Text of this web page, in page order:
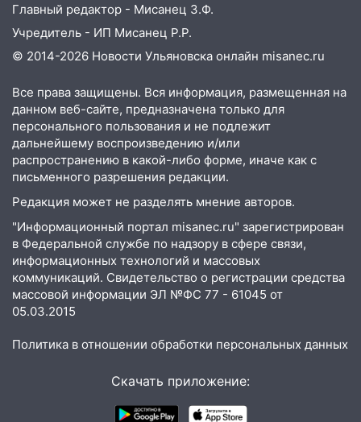
16:35 В Ульяновске установили ещё
девять бункеров для крупногабаритного
мусора
матч «Волги» под открытым небом
16:12 В Ульяновском госуниверситете
разработают отечественный прибор для
цифровой ПЦР
Ульяновцы могут вернуть деньги
за абонементы закрывшегося фитнес-
клуба «Рекорд-Fitness»
15:34 После вмешательства
прокуратуры в селах Ульяновской
области привели в порядок детские
площадки
15:27
Прокуратура проверяет
капремонт школы в селе Кивать
В Кузоватово после прокурорской
проверки обновили разметку на
Главный редактор - Мисанец З.Ф.
Учредитель - ИП Мисанец Р.Р.
© 2014-2026 Новости Ульяновска онлайн misanec.ru
Все права защищены. Вся информация, размещенная на
данном веб-сайте, предназначена только для
персонального пользования и не подлежит
дальнейшему воспроизведению и/или
распространению в какой-либо форме, иначе как с
письменного разрешения редакции.
Редакция может не разделять мнение авторов.
"Информационный портал misanec.ru" зарегистрирован
в Федеральной службе по надзору в сфере связи,
информационных технологий и массовых
коммуникаций. Свидетельство о регистрации средства
массовой информации ЭЛ №ФС 77 - 61045 от
05.03.2015
Политика в отношении обработки персональных данных
Скачать приложение: